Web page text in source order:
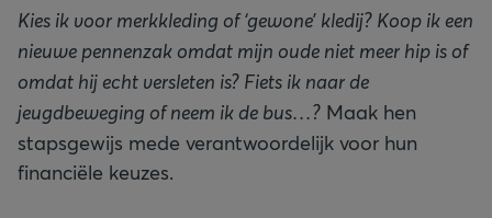
Kies ik voor merkkleding of ‘gewone’ kledij? Koop ik een
nieuwe pennenzak omdat mijn oude niet meer hip is of
omdat hij echt versleten is? Fiets ik naar de
jeugdbeweging of neem ik de bus…? Maak hen
stapsgewijs mede verantwoordelijk voor hun
financiële keuzes.